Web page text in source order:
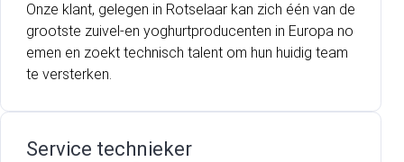
Onze klant, gelegen in Rotselaar kan zich één van de
grootste zuivel-en yoghurtproducenten in Europa no
emen en zoekt technisch talent om hun huidig team
te versterken.
Service technieker